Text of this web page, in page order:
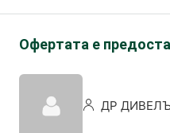
Офертата е
ДР